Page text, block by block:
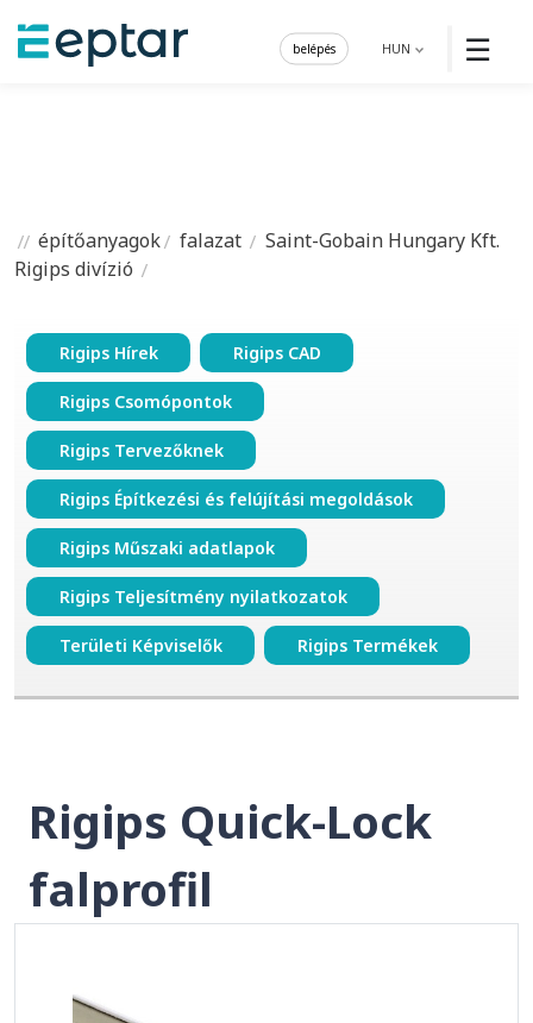
☰
HUN
belépés
építőanyagok falazat
Saint-Gobain Hungary Kft.
Rigips divízió
Rigips Hírek Rigips CAD
Rigips Csomópontok
Rigips Tervezőknek
Rigips Építkezési és felújítási megoldások
Rigips Műszaki adatlapok
Rigips Teljesítmény nyilatkozatok
Területi Képviselők Rigips Termékek
Rigips Quick-Lock
falprofil